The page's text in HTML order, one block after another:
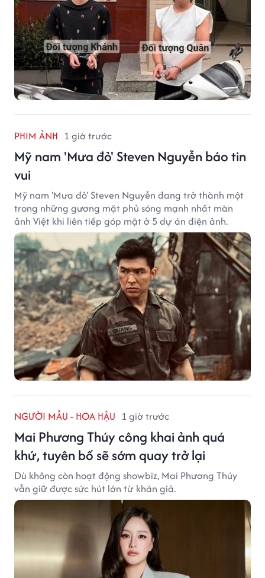
PHIM ẢNH 1 giờ trước
Mỹ nam 'Mưa đỏ' Steven Nguyễn báo tin
vui
Mỹ nam 'Mưa đỏ' Steven Nguyễn đang trở thành một
trong những gương mặt phủ sóng mạnh nhất màn
ảnh Việt khi liên tiếp góp mặt ở 5 dự án điện ảnh.
NGƯỜI MẪU - HOA HẬU 1 giờ trước
Mai Phương Thúy công khai ảnh quá
khứ, tuyên bố sẽ sớm quay trở lại
Dù không còn hoạt động showbiz, Mai Phương Thúy
vẫn giữ được sức hút lớn từ khán giả.